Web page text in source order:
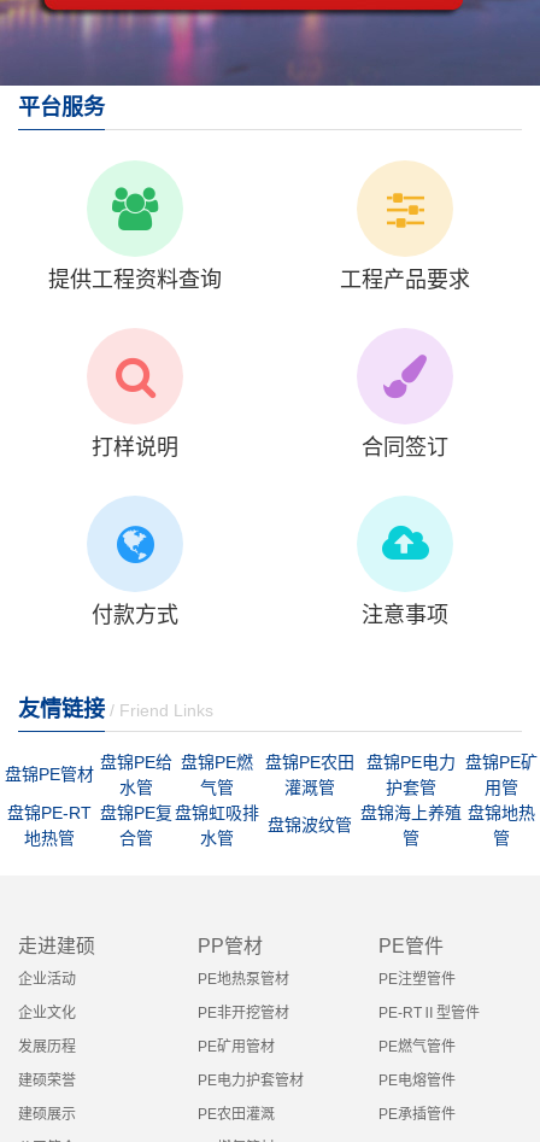
平台服务
提供工程资料查询 工程产品要求
打样说明 合同签订
付款方式 注意事项
友情链接 / Friend Links
盘锦PE管材
盘锦PE给
水管
盘锦PE燃
气管
盘锦PE农田
灌溉管
盘锦PE电力
护套管
盘锦PE矿
用管
盘锦PE-RT
地热管
盘锦PE复
合管
盘锦虹吸排
水管
盘锦波纹管
盘锦海上养殖
管
盘锦地热
管
走进建硕
企业活动
企业文化
发展历程
建硕荣誉
建硕展示
PP管材
PE地热泵管材
PE非开挖管材
PE矿用管材
PE电力护套管材
PE农田灌溉
PE管件
PE注塑管件
PE-RTⅡ型管件
PE燃气管件
PE电熔管件
PE承插管件